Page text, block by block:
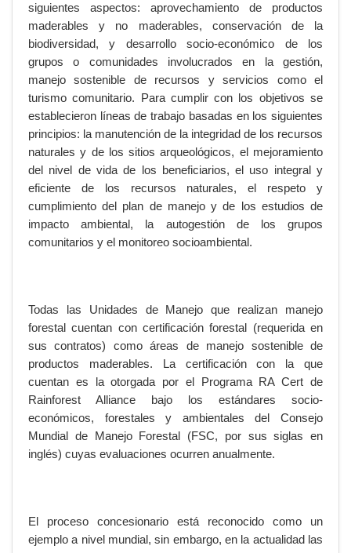
siguientes aspectos: aprovechamiento de productos
maderables y no maderables, conservación de la
biodiversidad, y desarrollo socio-económico de los
grupos o comunidades involucrados en la gestión,
manejo sostenible de recursos y servicios como el
turismo comunitario. Para cumplir con los objetivos se
establecieron líneas de trabajo basadas en los siguientes
principios: la manutención de la integridad de los recursos
naturales y de los sitios arqueológicos, el mejoramiento
del nivel de vida de los beneficiarios, el uso integral y
eficiente de los recursos naturales, el respeto y
cumplimiento del plan de manejo y de los estudios de
impacto ambiental, la autogestión de los grupos
comunitarios y el monitoreo socioambiental.
Todas las Unidades de Manejo que realizan manejo
forestal cuentan con certificación forestal (requerida en
sus contratos) como áreas de manejo sostenible de
productos maderables. La certificación con la que
cuentan es la otorgada por el Programa RA Cert de
Rainforest Alliance bajo los estándares socio-
económicos, forestales y ambientales del Consejo
Mundial de Manejo Forestal (FSC, por sus siglas en
inglés) cuyas evaluaciones ocurren anualmente.
El proceso concesionario está reconocido como un
ejemplo a nivel mundial, sin embargo, en la actualidad las